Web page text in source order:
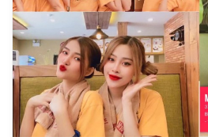
được những phần quà sau khi
☘ 100 Voucher Jjim Jil Bang
☘ 50 phần ăn nửa con gà trị
?? Chỉ mất 5′ khảo sát tại